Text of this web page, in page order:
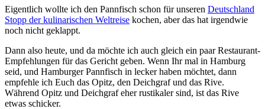
Eigentlich wollte ich den Pannfisch schon für unseren Deutschland
Stopp der kulinarischen Weltreise kochen, aber das hat irgendwie
noch nicht geklappt.
Dann also heute, und da möchte ich auch gleich ein paar Restaurant-
Empfehlungen für das Gericht geben. Wenn Ihr mal in Hamburg
seid, und Hamburger Pannfisch in lecker haben möchtet, dann
empfehle ich Euch das Opitz, den Deichgraf und das Rive.
Während Opitz und Deichgraf eher rustikaler sind, ist das Rive
etwas schicker.